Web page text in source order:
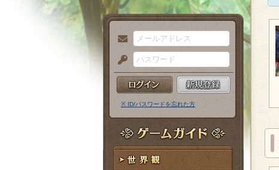
メ
ー
ル
ア
ド
レ
ス
パ
ス
ー
ド
※ ID/パスワードを忘れた方
ゲームガイド